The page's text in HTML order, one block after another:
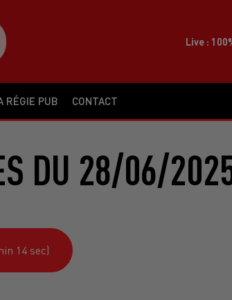
RÉGIE PUB CONTACT
Live :
DU 28/06/
14 sec)